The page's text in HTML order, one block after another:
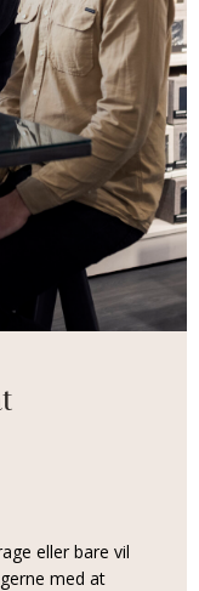
eller bare vil
med at